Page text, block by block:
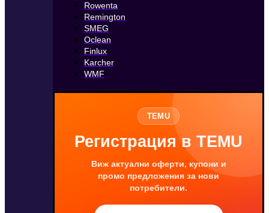
Rowenta
Remington
SMEG
Oclean
Finlux
Karcher
WMF
TEMU
Регистрация в TEMU
Виж актуални оферти, купони и
промо предложения за нови
потребители.